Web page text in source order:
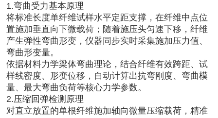
1.弯曲受力基本原理
将标准长度单纤维试样水平定距支撑，在纤维中点位
置施加垂直向下微载荷；随着施压头匀速下移，纤维
产生弹性弯曲形变，仪器同步实时采集施加压力值、
弯曲形变量。
依据材料力学梁体弯曲理论，结合纤维有效跨距、试
样线密度、形变位移，自动计算出抗弯刚度、弯曲模
量、最大弯曲负荷等核心力学参数。
2.压缩回弹检测原理
对直立放置的单根纤维施加轴向微量压缩载荷，精准